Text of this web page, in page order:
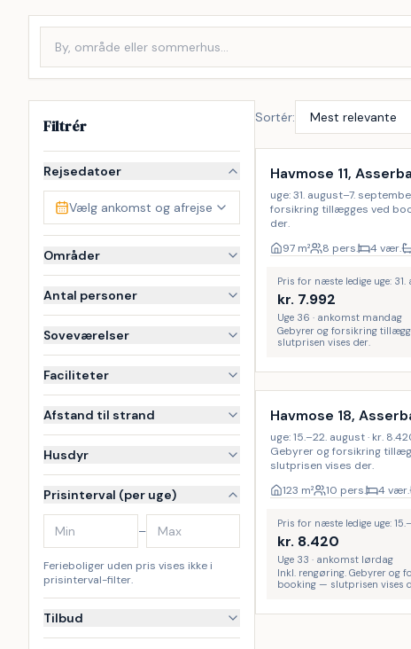
Filtrér
Rejsedatoer
Vælg ankomst og afrejse
Områder
Antal personer
Soveværelser
Faciliteter
Afstand til strand
Husdyr
Prisinterval (per uge)
–
Ferieboliger uden pris vises ikke i
prisinterval-filter.
Tilbud
Sortér:
Havmose 11,
uge: 31. august–7.
forsikring tillægges ved
der.
97 m² 8 pers. 4 vær.
Pris for næste ledige uge:
kr. 7.992
Uge 36 · ankomst mandag
Gebyrer og forsikring
slutprisen vises der.
Inkl. rengøring
Havmose 18,
uge: 15.–22. august · kr.
Gebyrer og forsikring
slutprisen vises der.
123 m² 10 pers. 4 vær.
Pris for næste ledige uge:
kr. 8.420
Uge 33 · ankomst lørdag
Inkl. rengøring. Gebyrer og
booking — slutprisen vises